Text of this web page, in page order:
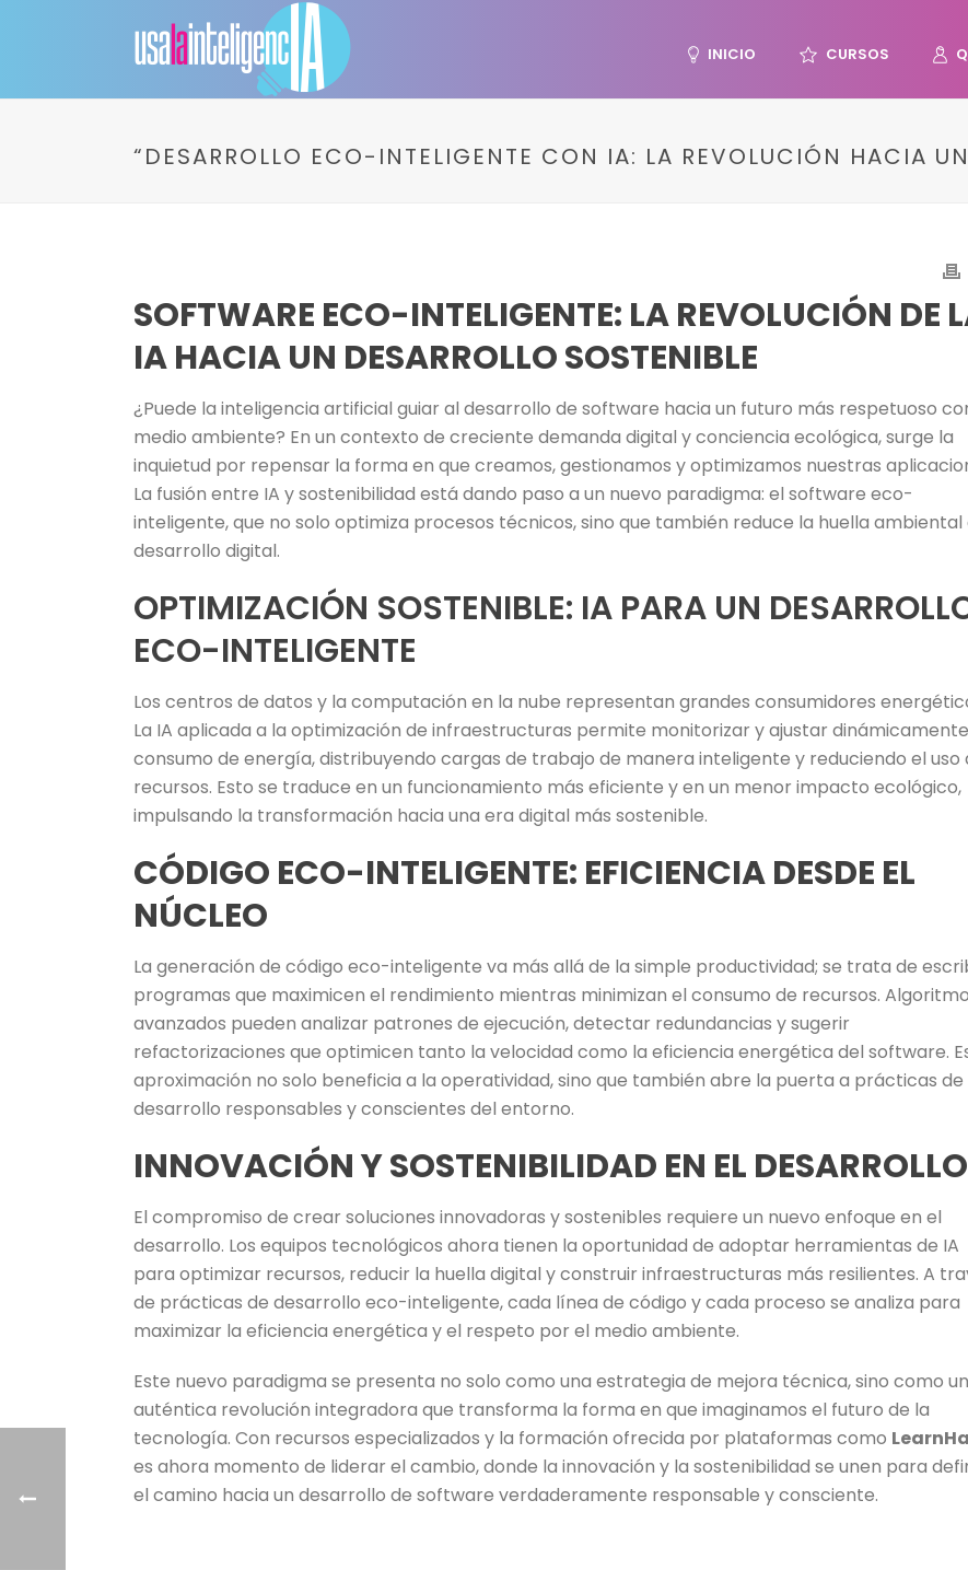
INICIO CURSOS
“DESARROLLO ECO-INTELIGENTE CON IA: LA REVOLUCIÓN HACIA
SOFTWARE ECO-INTELIGENTE: LA REVOLUCIÓN DE
IA HACIA UN DESARROLLO SOSTENIBLE
¿Puede la inteligencia artificial guiar al desarrollo de software hacia un futuro más respetuoso
medio ambiente? En un contexto de creciente demanda digital y conciencia ecológica, surge la
inquietud por repensar la forma en que creamos, gestionamos y optimizamos nuestras
La fusión entre IA y sostenibilidad está dando paso a un nuevo paradigma: el software eco-
inteligente, que no solo optimiza procesos técnicos, sino que también reduce la huella ambiental
desarrollo digital.
OPTIMIZACIÓN SOSTENIBLE: IA PARA UN
ECO-INTELIGENTE
Los centros de datos y la computación en la nube representan grandes consumidores
La IA aplicada a la optimización de infraestructuras permite monitorizar y ajustar
consumo de energía, distribuyendo cargas de trabajo de manera inteligente y reduciendo el uso
recursos. Esto se traduce en un funcionamiento más eficiente y en un menor impacto ecológico,
impulsando la transformación hacia una era digital más sostenible.
CÓDIGO ECO-INTELIGENTE: EFICIENCIA DESDE EL
NÚCLEO
La generación de código eco-inteligente va más allá de la simple productividad; se trata de
programas que maximicen el rendimiento mientras minimizan el consumo de recursos.
avanzados pueden analizar patrones de ejecución, detectar redundancias y sugerir
refactorizaciones que optimicen tanto la velocidad como la eficiencia energética del software.
aproximación no solo beneficia a la operatividad, sino que también abre la puerta a prácticas de
desarrollo responsables y conscientes del entorno.
INNOVACIÓN Y SOSTENIBILIDAD EN EL DESARROLLO
El compromiso de crear soluciones innovadoras y sostenibles requiere un nuevo enfoque en el
desarrollo. Los equipos tecnológicos ahora tienen la oportunidad de adoptar herramientas de IA
para optimizar recursos, reducir la huella digital y construir infraestructuras más resilientes. A
de prácticas de desarrollo eco-inteligente, cada línea de código y cada proceso se analiza para
maximizar la eficiencia energética y el respeto por el medio ambiente.
Este nuevo paradigma se presenta no solo como una estrategia de mejora técnica, sino como
auténtica revolución integradora que transforma la forma en que imaginamos el futuro de la
tecnología. Con recursos especializados y la formación ofrecida por plataformas como
es ahora momento de liderar el cambio, donde la innovación y la sostenibilidad se unen para
el camino hacia un desarrollo de software verdaderamente responsable y consciente.